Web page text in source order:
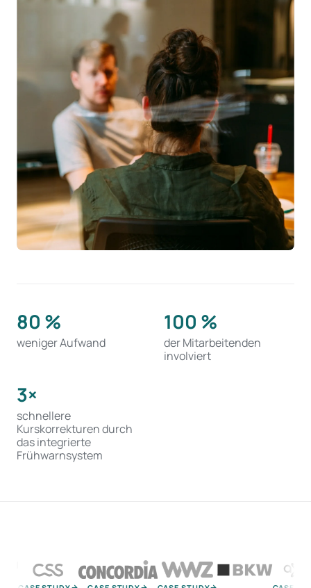
80 %
weniger Aufwand
100 %
der Mitarbeitenden
involviert
3×
schnellere
Kurskorrekturen durch
das integrierte
Frühwarnsystem